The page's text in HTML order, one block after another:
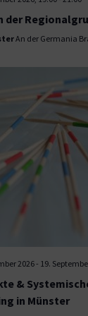
der
An der Germania
2026- 19.
&
in Münster